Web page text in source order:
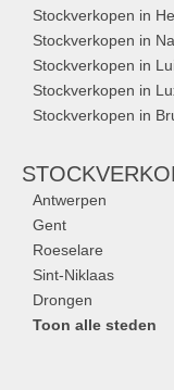
Stockverkopen in
Stockverkopen in
Stockverkopen in
Stockverkopen in
Stockverkopen in
Antwerpen
Gent
Roeselare
Sint-Niklaas
Drongen
Toon alle steden